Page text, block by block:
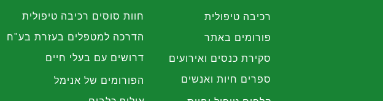
רכיבה טיפולית
פורומים באתר
סקירת כנסים ואירועים
ספרים חיות ואנשים
חוות סוסים רכיבה טיפולית
הדרכה למטפלים בעזרת בע"ח
דרושים עם בעלי חיים
הפורומים של אנימל